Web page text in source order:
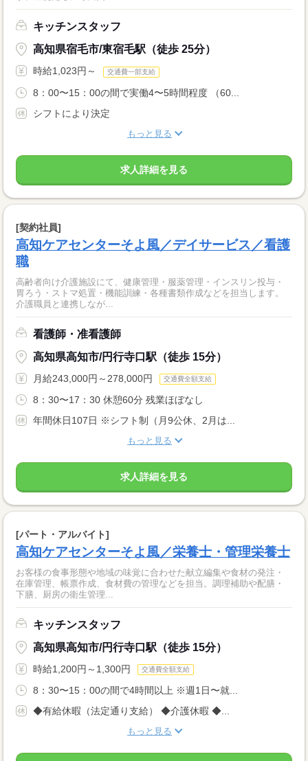
キッチンスタッフ
高知県宿毛市/東宿毛駅（徒歩 25分）
時給1,023円～ 交通費一部支給
8：00〜15：00の間で実働4〜5時間程度 （60...
シフトにより決定
もっと見る
求人詳細を見る
[契約社員]
高知ケアセンターそよ風／デイサービス／看護
職
高齢者向け介護施設にて、健康管理・服薬管理・インスリン投与・
胃ろう・ストマ処置・機能訓練・各種書類作成などを担当します。
介護職員と連携しなが...
看護師・准看護師
高知県高知市/円行寺口駅（徒歩 15分）
月給243,000円～278,000円 交通費全額支給
8：30〜17：30 休憩60分 残業ほぼなし
年間休日107日 ※シフト制（月9公休、2月は...
もっと見る
求人詳細を見る
[パート・アルバイト]
高知ケアセンターそよ風／栄養士・管理栄養士
お客様の食事形態や地域の味覚に合わせた献立編集や食材の発注・
在庫管理、帳票作成、食材費の管理などを担当。調理補助や配膳・
下膳、厨房の衛生管理...
キッチンスタッフ
高知県高知市/円行寺口駅（徒歩 15分）
時給1,200円～1,300円 交通費全額支給
8：30〜15：00の間で4時間以上 ※週1日〜就...
◆有給休暇（法定通り支給） ◆介護休暇 ◆...
もっと見る